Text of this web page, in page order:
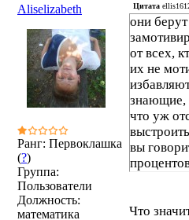
Aliselizabeth
Ранг: Первоклашка
(?)
Группа:
Пользователи
Должность:
математика
Цитата
они
от всех,
их не
знающие,
что уж
вы
Что